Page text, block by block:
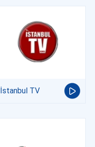
İstanbul TV